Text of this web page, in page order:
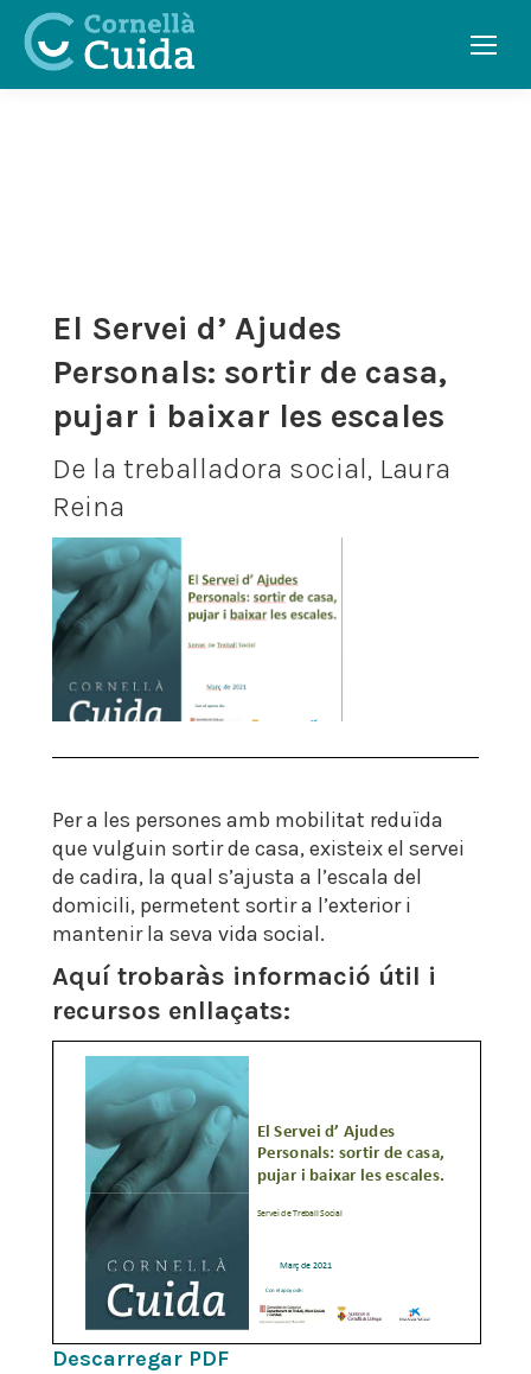
El Servei d’ Ajudes
Personals: sortir de casa,
pujar i baixar les escales
De la treballadora social, Laura
Reina
Per a les persones amb mobilitat reduïda
que vulguin sortir de casa, existeix el servei
de cadira, la qual s’ajusta a l’escala del
domicili, permetent sortir a l’exterior i
mantenir la seva vida social.
Aquí trobaràs informació útil i
recursos enllaçats:
Descarregar PDF